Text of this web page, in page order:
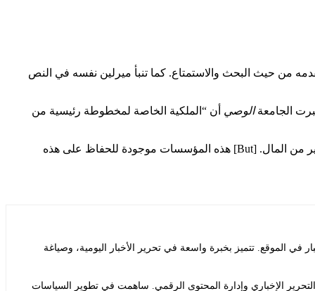
من حيث البحث والاستمتاع. كما تنبأ ميرلين نفسه في النص
الجامعةالوصي أن “الملكية الخاصة لمخطوطة رئيسية من
وتابعت: “آمل أن… يصبح أخيرًا متاحًا في مجموعة عامة. المشكلة بالطبع هي أن المكتبات ومؤسسات التراث في الوقت الحاضر لا تملك الكثير من المال. [But] هذه المؤسسات موجودة للحفاظ على هذه
الموقع. تتميز بخبرة واسعة في تحرير الأخبار اليومية، وصياغة
الإخباري وإدارة المحتوى الرقمي. ساهمت في تطوير السياسات